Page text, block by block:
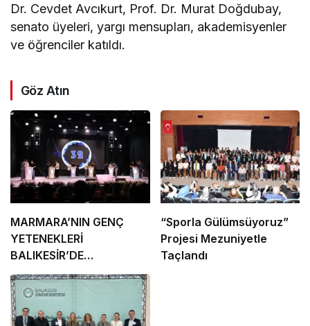
Dr. Cevdet Avcıkurt, Prof. Dr. Murat Doğdubay,
senato üyeleri, yargı mensupları, akademisyenler
ve öğrenciler katıldı.
Göz Atın
MARMARA’NIN GENÇ
YETENEKLERİ
BALIKESİR’DE
BULUŞUYOR
“Sporla Gülümsüyoruz”
Projesi Mezuniyetle
Taçlandı